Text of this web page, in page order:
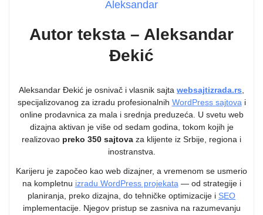
Aleksandar
Autor teksta – Aleksandar
Đekić
Aleksandar Đekić je osnivač i vlasnik sajta websajtizrada.rs,
specijalizovanog za izradu profesionalnih WordPress sajtovai
online prodavnica za mala i srednja preduzeća. U svetu web
dizajna aktivan je više od sedam godina, tokom kojih je
realizovao preko 350 sajtova za klijente iz Srbije, regiona i
inostranstva.
Karijeru je započeo kao web dizajner, a vremenom se usmerio
na kompletnu izradu WordPress projekata— od strategije i
planiranja, preko dizajna, do tehničke optimizacije i SEO
implementacije. Njegov pristup se zasniva na razumevanju